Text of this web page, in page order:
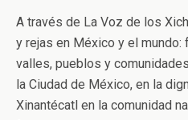
A través de La Voz de los
y rejas en México y el mundo:
valles, pueblos y
la Ciudad de México, en la
Xinantécatl en la comunidad